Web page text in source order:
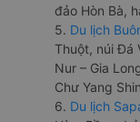
đảo Hòn Bà,
5. Du lịch
Thuột, núi Đá
Nur – Gia
Chư Yang
6. Du lịch